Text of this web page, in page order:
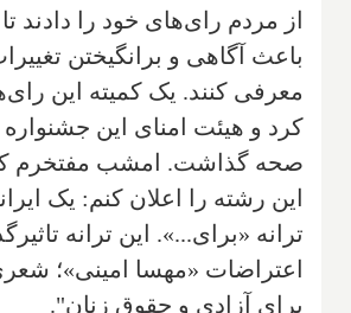
از مردم رای‌های خود را دادند
باعث آگاهی و برانگیختن
معرفی کنند. یک کمیته این
کرد و هیئت امنای این
صحه گذاشت. امشب مفتخرم که
این رشته را اعلان کنم: یک
ترانه «برای...». این ترانه
اعتراضات «مهسا امینی»؛
برای آزادی و حقوق زنان".